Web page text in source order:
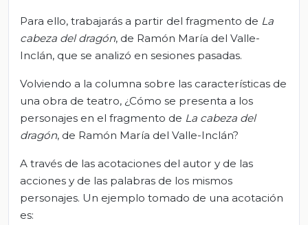
Para ello, trabajarás a partir del fragmento de La
cabeza del dragón, de Ramón María del Valle-
Inclán, que se analizó en sesiones pasadas.
Volviendo a la columna sobre las características de
una obra de teatro, ¿Cómo se presenta a los
personajes en el fragmento de La cabeza del
dragón, de Ramón María del Valle-Inclán?
A través de las acotaciones del autor y de las
acciones y de las palabras de los mismos
personajes. Un ejemplo tomado de una acotación
es: